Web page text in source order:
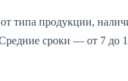
типа продукции,
сроки — от 7